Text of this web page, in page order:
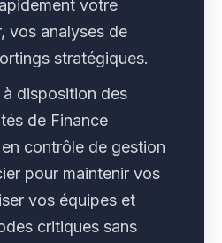
votre
vos analyses de
stratégiques.
disposition des
de Finance
contrôle de gestion
pour maintenir vos
vos équipes et
critiques sans